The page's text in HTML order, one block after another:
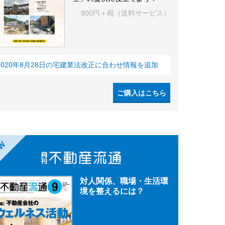
900円＋税（送料サービス）
年8月28日の宅建業法改正に合わせ情報を追加
ご購入はこちら
対人関係、職場・生活環
境を整えるには？